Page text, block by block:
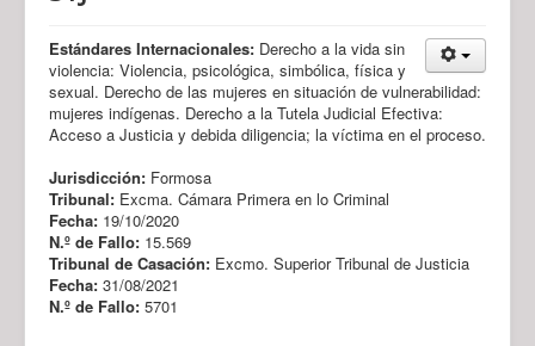
Estándares Internacionales: Derecho a la vida sin
violencia: Violencia, psicológica, simbólica, física y
sexual. Derecho de las mujeres en situación de vulnerabilidad:
mujeres indígenas. Derecho a la Tutela Judicial Efectiva:
Acceso a Justicia y debida diligencia; la víctima en el proceso.
Jurisdicción: Formosa
Tribunal: Excma. Cámara Primera en lo Criminal
Fecha: 19/10/2020
N.º de Fallo: 15.569
Tribunal de Casación: Excmo. Superior Tribunal de Justicia
Fecha: 31/08/2021
N.º de Fallo: 5701